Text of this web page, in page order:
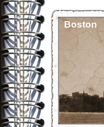
Boston